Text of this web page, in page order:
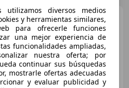
Audi Q3Q3 35 TDI Black line
quattro S tronic 110kW Black line
€ 33.000
Sin comparación
utilizamos diversos medios
y herramientas similares,
para ofrecerle funciones
una mejor experiencia de
funcionalidades ampliadas,
nuestra oferta; por
continuar sus búsquedas
mostrarle ofertas adecuadas
y evaluar publicidad y